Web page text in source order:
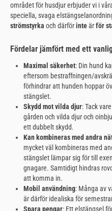
området för husdjur erbjuder vi i
speciella, svaga
strömstyrka och därförinteärför
Fördelar jämfört med ett
Maximal säkerhet: Din hund
eftersom bestraffningen/
förhindrar att hunden hoppar
stängslet.
Skydd mot vilda djur: Tack
gården och vilda djur och
ett dubbelt skydd.
Kan kombineras med andra
mycket väl kombineras med
stängslet lämpar sig för till
gnagare. Samtidigt hindras
att komma in.
Mobil användning: Många av
är därför idealiska för
Spara pengar: Ett elstängsel